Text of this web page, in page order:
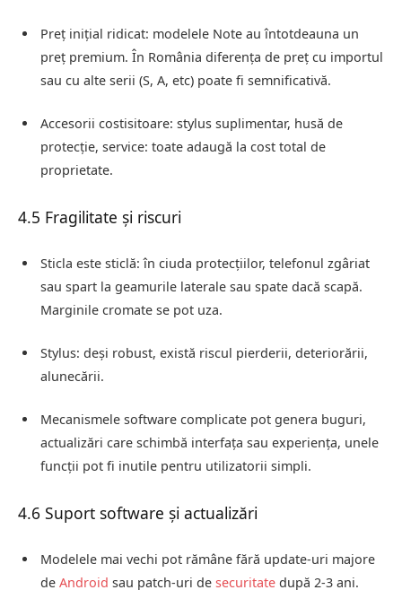
Preț inițial ridicat: modelele Note au întotdeauna un
preț premium. În România diferența de preț cu importul
sau cu alte serii (S, A, etc) poate fi semnificativă.
Accesorii costisitoare: stylus suplimentar, husă de
protecție, service: toate adaugă la cost total de
proprietate.
4.5 Fragilitate și riscuri
Sticla este sticlă: în ciuda protecțiilor, telefonul zgâriat
sau spart la geamurile laterale sau spate dacă scapă.
Marginile cromate se pot uza.
Stylus: deși robust, există riscul pierderii, deteriorării,
alunecării.
Mecanismele software complicate pot genera buguri,
actualizări care schimbă interfața sau experiența, unele
funcții pot fi inutile pentru utilizatorii simpli.
4.6 Suport software și actualizări
Modelele mai vechi pot rămâne fără update‑uri majore
de Android sau patch‑uri de securitate după 2‑3 ani.